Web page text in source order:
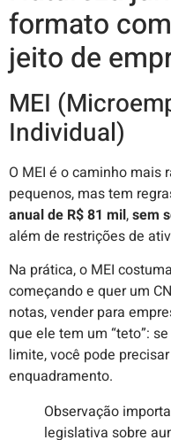
formato
jeito de
MEI
Individual)
O MEI é o caminho
pequenos, mas tem
anual de R$ 81 mil,sem
além de restrições de
Na prática, o MEI
começando e quer um
notas, vender para
que ele tem um “teto”:
limite, você pode
enquadramento.
Observação
legislativa sobre